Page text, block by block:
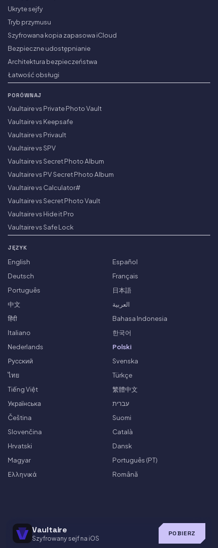
Vaultaire
Szyfrowany sejf na iOS
POBIERZ
Ukryte sejfy
Tryb przymusu
Szyfrowana kopia zapasowa iCloud
Bezpieczne udostępnianie
Architektura bezpieczeństwa
Łatwość obsługi
PORÓWNAJ
Vaultaire vs Private Photo Vault
Vaultaire vs Keepsafe
Vaultaire vs Privault
Vaultaire vs SPV
Vaultaire vs Secret Photo Album
Vaultaire vs PV Secret Photo Album
Vaultaire vs Calculator#
Vaultaire vs Secret Photo Vault
Vaultaire vs Hide it Pro
Vaultaire vs Safe Lock
JĘZYK
English
Español
Deutsch
Français
Português
日本語
中文
العربية
हिंदी
Bahasa Indonesia
Italiano
한국어
Nederlands
Polski
Русский
Svenska
ไทย
Türkçe
Tiếng Việt
繁體中文
Українська
עברית
Čeština
Suomi
Slovenčina
Català
Hrvatski
Dansk
Magyar
Português (PT)
Ελληνικά
Română